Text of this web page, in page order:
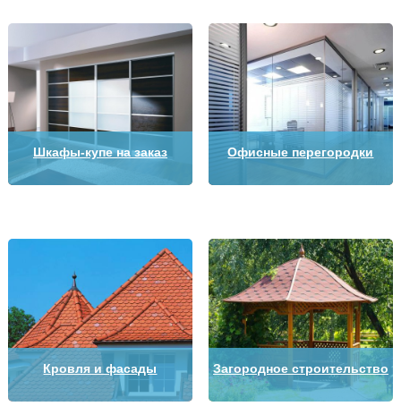
Шкафы-купе на заказ Офисные перегородки
Кровля и фасады Загородное строительство